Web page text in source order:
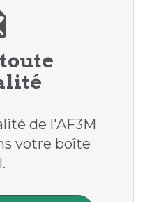
de l'AF3M
votre boîte